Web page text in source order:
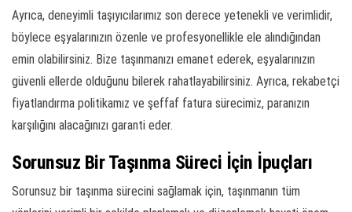
Ayrıca, deneyimli taşıyıcılarımız son derece yetenekli ve verimlidir,
böylece eşyalarınızın özenle ve profesyonellikle ele alındığından
emin olabilirsiniz. Bize taşınmanızı emanet ederek, eşyalarınızın
güvenli ellerde olduğunu bilerek rahatlayabilirsiniz. Ayrıca, rekabetçi
fiyatlandırma politikamız ve şeffaf fatura sürecimiz, paranızın
karşılığını alacağınızı garanti eder.
Sorunsuz Bir Taşınma Süreci İçin İpuçları
Sorunsuz bir taşınma sürecini sağlamak için, taşınmanın tüm